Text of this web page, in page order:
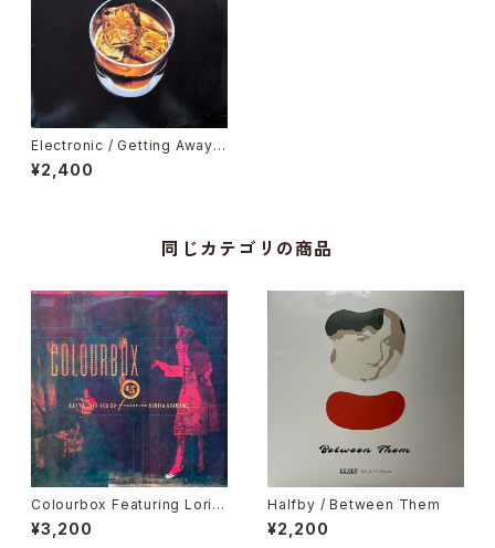
Electronic / Getting Away
With It...
¥2,400
同じカテゴリの商品
Colourbox Featuring Lorita
Grahame / Baby I Love You
So
¥3,200
Halfby / Between Them
¥2,200